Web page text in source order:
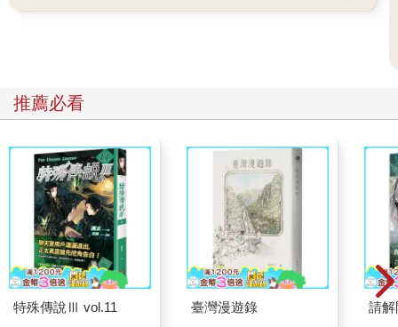
營業時間：11:00～20:00
再往澀谷公會堂方向走約三分鐘
★穿出品味的BLAXSMITH
如果妳不擅長搭配，又想要能讓妳穿出品味的二手衣，就是一定
要來BLAXSMITH看看了。這裡有許多女人味十足的連身的洋裝和
套裝，很多只要單穿就很不賴；冬天的時候，也會有許多長靴，
不妨來此尋尋寶。不過，逛二手衣店最重要的就是耐心，要一件
件拿起來比較、試穿，花點時間才可以找到喜歡又便宜的衣服
喔！
推薦必看
特殊傳說Ⅲ vol.11 臺灣漫遊錄 請解